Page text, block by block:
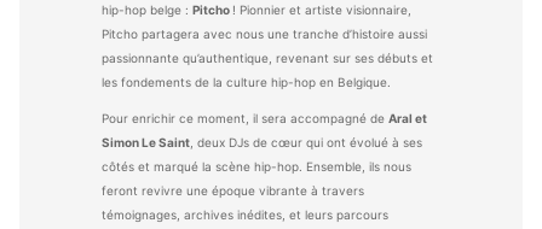
hip-hop belge : Pitcho ! Pionnier et artiste visionnaire,
Pitcho partagera avec nous une tranche d’histoire aussi
passionnante qu’authentique, revenant sur ses débuts et
les fondements de la culture hip-hop en Belgique.
Pour enrichir ce moment, il sera accompagné de Aral et
Simon Le Saint, deux DJs de cœur qui ont évolué à ses
côtés et marqué la scène hip-hop. Ensemble, ils nous
feront revivre une époque vibrante à travers
témoignages, archives inédites, et leurs parcours